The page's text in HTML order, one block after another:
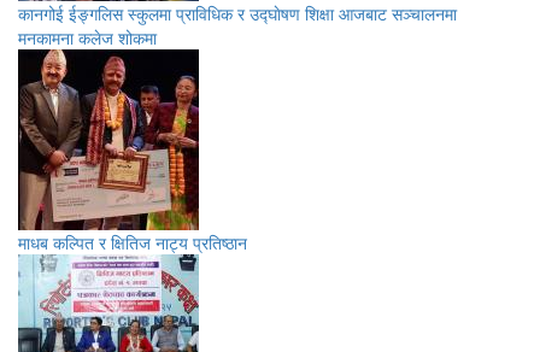
कानगोई ईङ्गलिस स्कुलमा प्राविधिक र उद्घाेषण शिक्षा आजबाट सञ्चालनमा
मनकामना कलेज शोकमा
माधब कल्पित र क्षितिज नाट्य प्रतिष्ठान